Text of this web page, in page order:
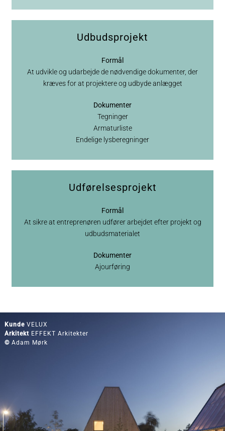
Udbudsprojekt
Formål
At udvikle og udarbejde de nødvendige dokumenter, der
kræves for at projektere og udbyde anlægget
Dokumenter
Tegninger
Armaturliste
Endelige lysberegninger
Udførelsesprojekt
Formål
At sikre at entreprenøren udfører arbejdet efter projekt og
udbudsmaterialet
Dokumenter
Ajourføring
Kunde VELUX
Arkitekt EFFEKT Arkitekter
© Adam Mørk